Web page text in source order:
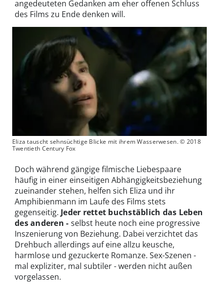
angedeuteten Gedanken am eher offenen Schluss
des Films zu Ende denken will.
Eliza tauscht sehnsüchtige Blicke mit ihrem Wasserwesen. © 2018
Twentieth Century Fox
Doch während gängige filmische Liebespaare
häufig in einer einseitigen Abhängigkeitsbeziehung
zueinander stehen, helfen sich Eliza und ihr
Amphibienmann im Laufe des Films stets
gegenseitig. Jeder rettet buchstäblich das Leben
des anderen - selbst heute noch eine progressive
Inszenierung von Beziehung. Dabei verzichtet das
Drehbuch allerdings auf eine allzu keusche,
harmlose und gezuckerte Romanze. Sex-Szenen -
mal expliziter, mal subtiler - werden nicht außen
vorgelassen.